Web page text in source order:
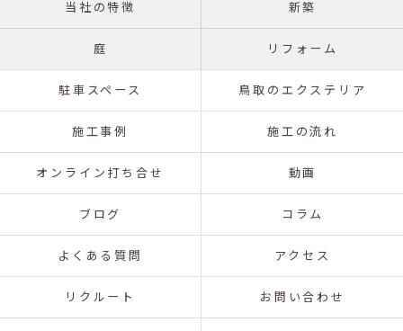
当社の特徴 新築
庭 リフォーム
駐車スペース 鳥取のエクステリア
施工事例 施工の流れ
オンライン打ち合せ 動画
ブログ コラム
よくある質問 アクセス
リクルート お問い合わせ